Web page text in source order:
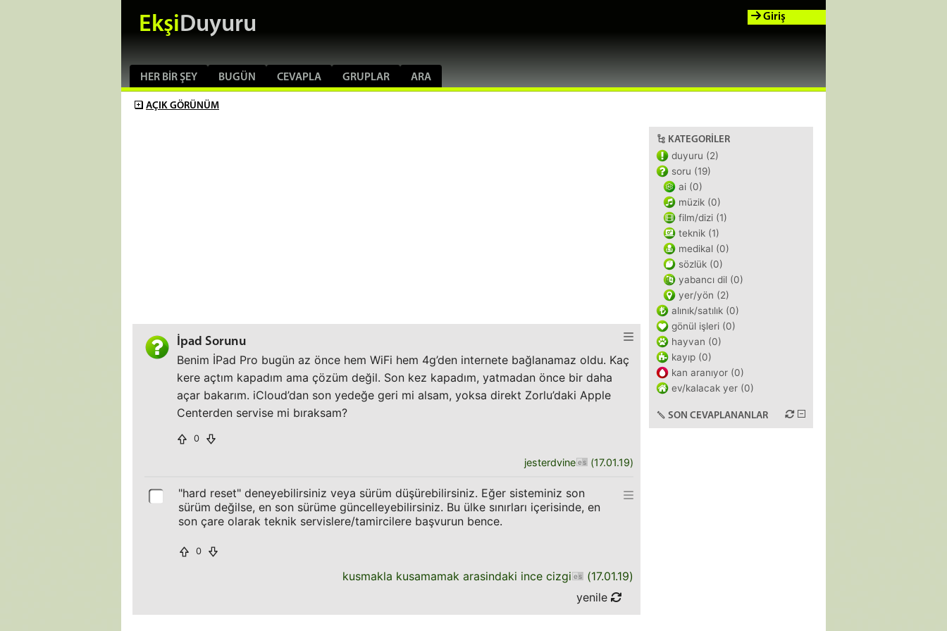
EkşiDuyuru
HER BIR ŞEY BUGÜN CEVAPLA GRUPLAR ARA
Giriş
AÇIK GÖRÜNÜM
İpad Sorunu
Benim İPad Pro bugün az önce hem WiFi hem 4g’den internete bağlanamaz oldu. Kaç
kere açtım kapadım ama çözüm değil. Son kez kapadım, yatmadan önce bir daha
açar bakarım. iCloud’dan son yedeğe geri mi alsam, yoksa direkt Zorlu’daki Apple
Centerden servise mi bıraksam?
0
jesterdvine (17.01.19)
"hard reset" deneyebilirsiniz veya sürüm düşürebilirsiniz. Eğer sisteminiz son
sürüm değilse, en son sürüme güncelleyebilirsiniz. Bu ülke sınırları içerisinde, en
son çare olarak teknik servislere/tamircilere başvurun bence.
0
kusmakla kusamamak arasindaki ince cizgi (17.01.19)
yenile
KATEGORILER
duyuru (2)
soru (19)
ai (0)
müzik (0)
film/dizi (1)
teknik (1)
medikal (0)
sözlük (0)
yabancı dil (0)
yer/yön (2)
alınık/satılık (0)
gönül işleri (0)
hayvan (0)
kayıp (0)
kan aranıyor (0)
ev/kalacak yer (0)
SON CEVAPLANANLAR